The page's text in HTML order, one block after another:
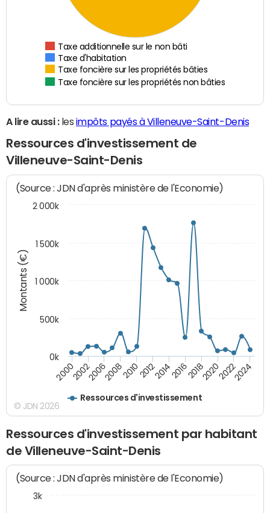
Taxe additionnelle sur le non bâti
Taxe d'habitation
Taxe foncière sur les propriétés bâties
Taxe foncière sur les propriétés non bâties
A lire aussi :les impôts payés à Villeneuve-Saint-Denis
Ressources d'investissement de
Villeneuve-Saint-Denis
Montants (€)
(Source : JDN d'après ministère de l'Economie)
Ressources d'investissement
200020022006200820102012201420162018202020222024
0k
500k
1 000k
1 500k
2 000k
© JDN 2026
Ressources d'investissement par habitant
de Villeneuve-Saint-Denis
(Source : JDN d'après ministère de l'Economie)
3k